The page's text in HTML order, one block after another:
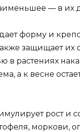
— в их
форму и
защищает их
в растениях
а к весне
рост и
моркови,